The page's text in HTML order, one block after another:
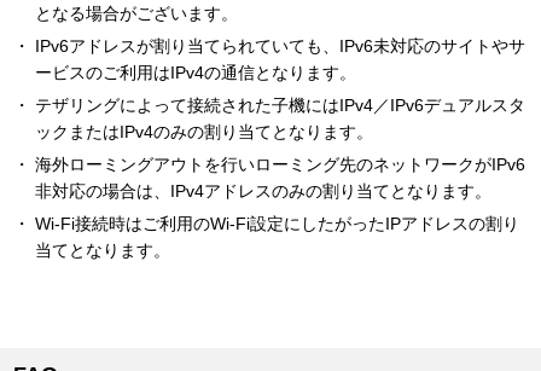
となる場合がございます。
IPv6アドレスが割り当てられていても、IPv6未対応のサイトやサ
ービスのご利用はIPv4の通信となります。
テザリングによって接続された子機にはIPv4／IPv6デュアルスタ
ックまたはIPv4のみの割り当てとなります。
海外ローミングアウトを行いローミング先のネットワークがIPv6
非対応の場合は、IPv4アドレスのみの割り当てとなります。
Wi-Fi接続時はご利用のWi-Fi設定にしたがったIPアドレスの割り
当てとなります。